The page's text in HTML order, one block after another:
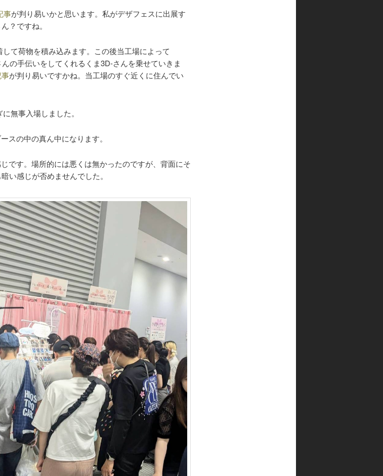
事が判り易いかと思います。私がデザフェスに出展す
？ですね。
て荷物を積み込みます。この後当工場によって
の手伝いをしてくれるくま3D-さんを乗せていきま
が判り易いですかね。当工場のすぐ近くに住んでい
無事入場しました。
スの中の真ん中になります。
です。場所的には悪くは無かったのですが、背面にそ
い感じが否めませんでした。